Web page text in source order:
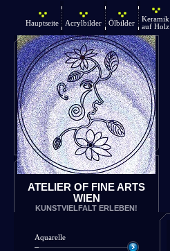
Hauptseite Acrylbilder Ölbilder
Keramik
auf Holz
ATELIER OF FINE ARTS
WIEN
KUNSTVIELFALT ERLEBEN!
Aquarelle